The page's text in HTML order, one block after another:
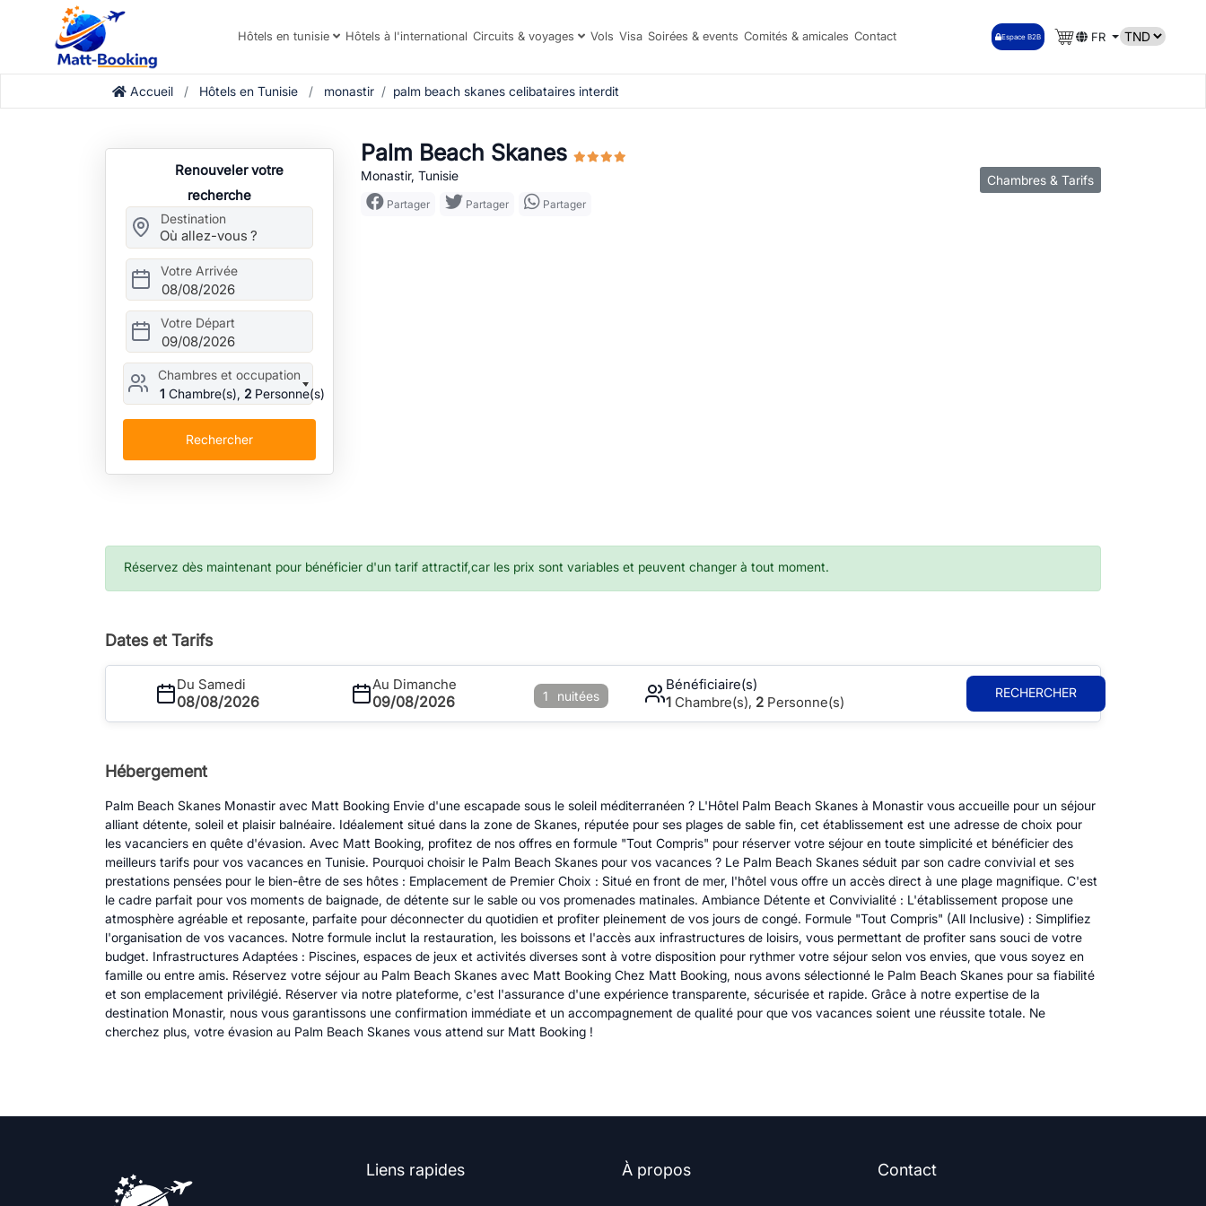
Hôtels en tunisie Hôtels à l'international Circuits & voyages Vols Visa Soirées & events Comités & amicales Contact Espace B2B FR
Accueil Hôtels en Tunisie monastir palm beach skanes celibataires interdit
Renouveler votre
recherche
Destination
Votre Arrivée
08/08/2026
Votre Départ
09/08/2026
Chambres et occupation
1 Chambre(s), 2 Personne(s)
Rechercher
Palm Beach Skanes
Monastir, Tunisie
Partager Partager Partager
Chambres & Tarifs
Réservez dès maintenant pour bénéficier d'un tarif attractif,car les prix sont variables et peuvent changer à tout moment.
Dates et Tarifs
Du Samedi
08/08/2026
Au Dimanche
09/08/2026 1 nuitées
Bénéficiaire(s)
1Chambre(s), 2 Personne(s)
RECHERCHER
Hébergement
Palm Beach Skanes Monastir avec Matt Booking Envie d'une escapade sous le soleil méditerranéen ? L'Hôtel Palm Beach Skanes à Monastir vous accueille pour un séjour
alliant détente, soleil et plaisir balnéaire. Idéalement situé dans la zone de Skanes, réputée pour ses plages de sable fin, cet établissement est une adresse de choix pour
les vacanciers en quête d'évasion. Avec Matt Booking, profitez de nos offres en formule "Tout Compris" pour réserver votre séjour en toute simplicité et bénéficier des
meilleurs tarifs pour vos vacances en Tunisie. Pourquoi choisir le Palm Beach Skanes pour vos vacances ? Le Palm Beach Skanes séduit par son cadre convivial et ses
prestations pensées pour le bien-être de ses hôtes : Emplacement de Premier Choix : Situé en front de mer, l'hôtel vous offre un accès direct à une plage magnifique. C'est
le cadre parfait pour vos moments de baignade, de détente sur le sable ou vos promenades matinales. Ambiance Détente et Convivialité : L'établissement propose une
atmosphère agréable et reposante, parfaite pour déconnecter du quotidien et profiter pleinement de vos jours de congé. Formule "Tout Compris" (All Inclusive) : Simplifiez
l'organisation de vos vacances. Notre formule inclut la restauration, les boissons et l'accès aux infrastructures de loisirs, vous permettant de profiter sans souci de votre
budget. Infrastructures Adaptées : Piscines, espaces de jeux et activités diverses sont à votre disposition pour rythmer votre séjour selon vos envies, que vous soyez en
famille ou entre amis. Réservez votre séjour au Palm Beach Skanes avec Matt Booking Chez Matt Booking, nous avons sélectionné le Palm Beach Skanes pour sa fiabilité
et son emplacement privilégié. Réserver via notre plateforme, c'est l'assurance d'une expérience transparente, sécurisée et rapide. Grâce à notre expertise de la
destination Monastir, nous vous garantissons une confirmation immédiate et un accompagnement de qualité pour que vos vacances soient une réussite totale. Ne
cherchez plus, votre évasion au Palm Beach Skanes vous attend sur Matt Booking !
Liens rapides À propos Contact